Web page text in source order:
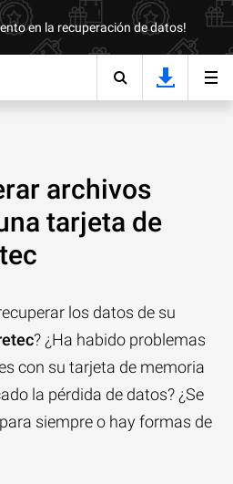
en la recuperación de datos!
archivos
tarjeta de
los datos de su
? ¿Ha habido problemas
con su tarjeta de memoria
la pérdida de datos? ¿Se
siempre o hay formas de